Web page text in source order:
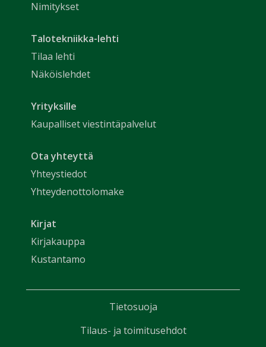
Nimitykset
Talotekniikka-lehti
Tilaa lehti
Näköislehdet
Yrityksille
Kaupalliset viestintäpalvelut
Ota yhteyttä
Yhteystiedot
Yhteydenottolomake
Kirjat
Kirjakauppa
Kustantamo
Tietosuoja
Tilaus- ja toimitusehdot